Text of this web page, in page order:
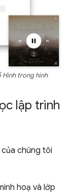
trong hình
lập trình
chúng tôi
hoạ và lớp